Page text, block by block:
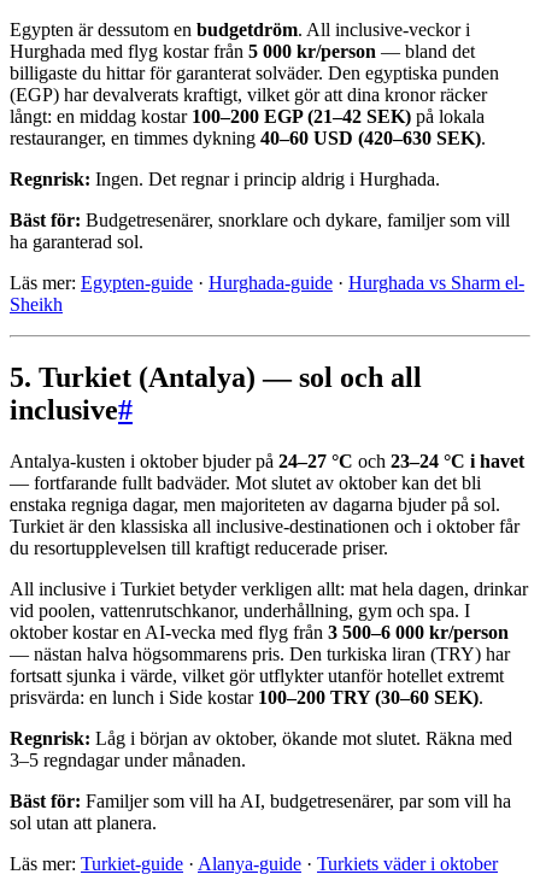
Egypten är dessutom en budgetdröm. All inclusive-veckor i
Hurghada med flyg kostar från 5 000 kr/person — bland det
billigaste du hittar för garanterat solväder. Den egyptiska punden
(EGP) har devalverats kraftigt, vilket gör att dina kronor räcker
långt: en middag kostar 100–200 EGP (21–42 SEK) på lokala
restauranger, en timmes dykning 40–60 USD (420–630 SEK).
Regnrisk: Ingen. Det regnar i princip aldrig i Hurghada.
Bäst för: Budgetresenärer, snorklare och dykare, familjer som vill
ha garanterad sol.
Läs mer: Egypten-guide · Hurghada-guide · Hurghada vs Sharm el-
Sheikh
5. Turkiet (Antalya) — sol och all
inclusive#
Antalya-kusten i oktober bjuder på 24–27 °C och 23–24 °C i havet
— fortfarande fullt badväder. Mot slutet av oktober kan det bli
enstaka regniga dagar, men majoriteten av dagarna bjuder på sol.
Turkiet är den klassiska all inclusive-destinationen och i oktober får
du resortupplevelsen till kraftigt reducerade priser.
All inclusive i Turkiet betyder verkligen allt: mat hela dagen, drinkar
vid poolen, vattenrutschkanor, underhållning, gym och spa. I
oktober kostar en AI-vecka med flyg från 3 500–6 000 kr/person
— nästan halva högsommarens pris. Den turkiska liran (TRY) har
fortsatt sjunka i värde, vilket gör utflykter utanför hotellet extremt
prisvärda: en lunch i Side kostar 100–200 TRY (30–60 SEK).
Regnrisk: Låg i början av oktober, ökande mot slutet. Räkna med
3–5 regndagar under månaden.
Bäst för: Familjer som vill ha AI, budgetresenärer, par som vill ha
sol utan att planera.
Läs mer: Turkiet-guide · Alanya-guide · Turkiets väder i oktober